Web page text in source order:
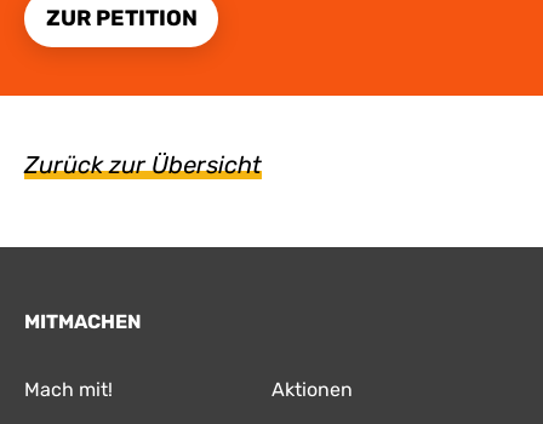
ZUR PETITION
Zurück zur Übersicht
MITMACHEN
Mach mit! Aktionen